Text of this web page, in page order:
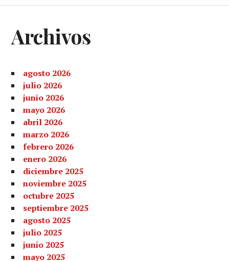
Archivos
agosto 2026
julio 2026
junio 2026
mayo 2026
abril 2026
marzo 2026
febrero 2026
enero 2026
diciembre 2025
noviembre 2025
octubre 2025
septiembre 2025
agosto 2025
julio 2025
junio 2025
mayo 2025